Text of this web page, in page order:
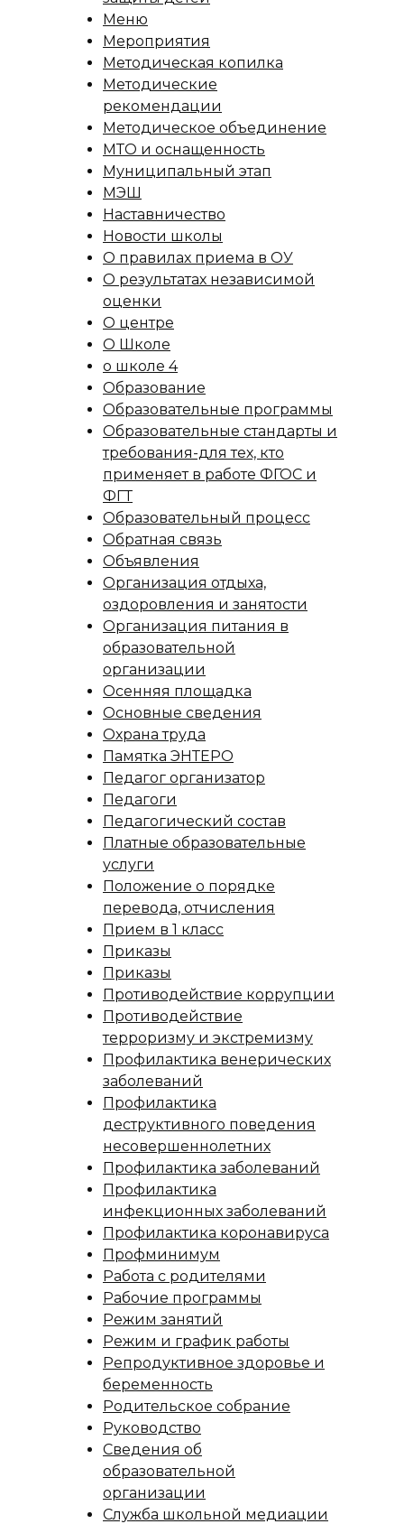
Меню
Мероприятия
Методическая копилка
Методические
рекомендации
Методическое объединение
МТО и оснащенность
Муниципальный этап
МЭШ
Наставничество
Новости школы
О правилах приема в ОУ
О результатах независимой
оценки
О центре
О Школе
о школе 4
Образование
Образовательные программы
Образовательные стандарты и
требования-для тех, кто
применяет в работе ФГОС и
ФГТ
Образовательный процесс
Обратная связь
Объявления
Организация отдыха,
оздоровления и занятости
Организация питания в
образовательной
организации
Осенняя площадка
Основные сведения
Охрана труда
Памятка ЭНТЕРО
Педагог организатор
Педагоги
Педагогический состав
Платные образовательные
услуги
Положение о порядке
перевода, отчисления
Прием в 1 класс
Приказы
Приказы
Противодействие коррупции
Противодействие
терроризму и экстремизму
Профилактика венерических
заболеваний
Профилактика
деструктивного поведения
несовершеннолетних
Профилактика заболеваний
Профилактика
инфекционных заболеваний
Профилактика коронавируса
Профминимум
Работа с родителями
Рабочие программы
Режим занятий
Режим и график работы
Репродуктивное здоровье и
беременность
Родительское собрание
Руководство
Сведения об
образовательной
организации
Служба школьной медиации